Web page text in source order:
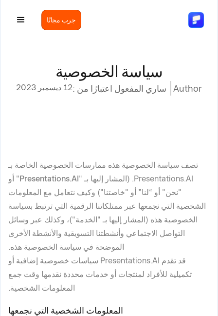
جرب مجانًا
سياسة الخصوصية
Author ساري المفعول اعتبارًا من :12 ديسمبر 2023
تصف سياسة الخصوصية هذه ممارسات الخصوصية الخاصة بـ
Presentations.AI. (المشار إليها بـ "
Presentations.AI" أو
"نحن" أو “لنا” أو "خاصتنا") وكيف نتعامل مع المعلومات
الشخصية التي نجمعها عبر ممتلكاتنا الرقمية التي ترتبط بسياسة
الخصوصية هذه (المشار إليها بـ "الخدمة")، وكذلك عبر وسائل
التواصل الاجتماعي وأنشطتنا التسويقية والأنشطة الأخرى
الموضحة في سياسة الخصوصية هذه.
قد تقدم Presentations.AI سياسات خصوصية إضافية أو
تكميلية للأفراد لمنتجات أو خدمات محددة نقدمها وقت جمع
المعلومات الشخصية.
المعلومات الشخصية التي نجمعها